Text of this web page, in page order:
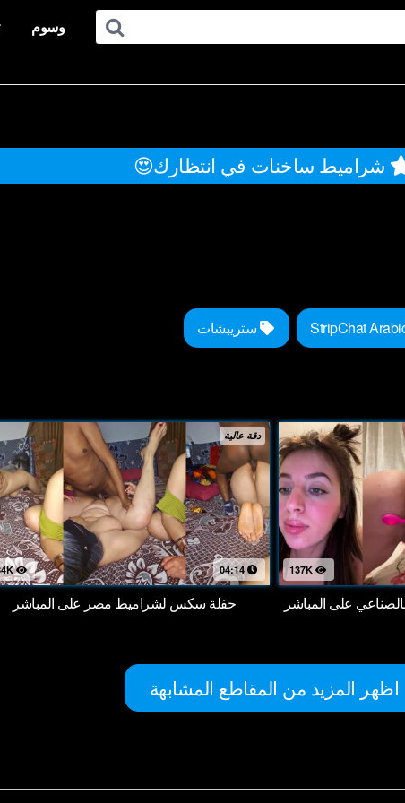
وسوم
شراميط ساخنات في انتظارك😍
ستريبشات
دقة عالية
284K 04:14
حفلة سكس لشراميط مصر على المباشر على المباشر
اظهر المزيد من المقاطع المشابهة